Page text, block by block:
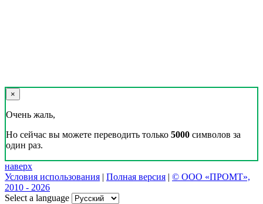
×
Очень жаль,
Но сейчас вы можете переводить только 5000 символов за
один раз.
наверх
Условия использования | Полная версия | © ООО «ПРОМТ»,
2010 - 2026
Select a language